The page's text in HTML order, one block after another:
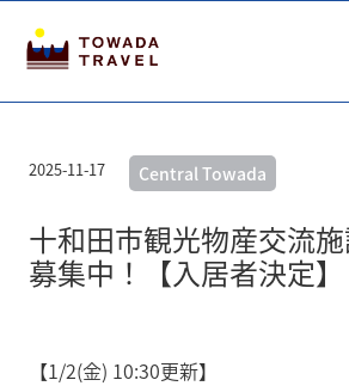
2025-11-17 Central Towada
十和田市観光物産交流
募集中！【入居者決定】
【1/2(金) 10:30更新】